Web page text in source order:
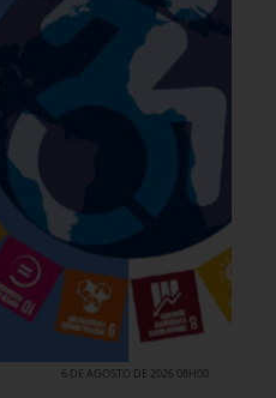
6 DE AGOSTO DE 2026 08H00